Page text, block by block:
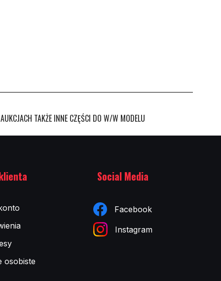
TAKŻE INNE CZĘŚCI DO W/W MODELU
osobiste
Social Media
Facebook
Instagram